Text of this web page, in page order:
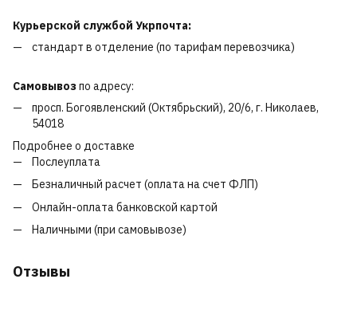
Курьерской службой Укрпочта:
стандарт в отделение (по тарифам перевозчика)
Самовывозпо адресу:
просп. Богоявленский (Октябрьский), 20/6, г. Николаев,
54018
Подробнее о доставке
Послеуплата
Безналичный расчет (оплата на счет ФЛП)
Онлайн-оплата банковской картой
Наличными (при самовывозе)
Отзывы